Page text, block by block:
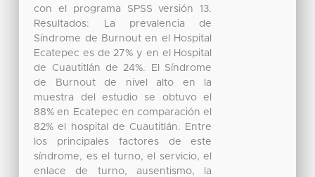
con el programa SPSS versión 13.
Resultados: La prevalencia de
Síndrome de Burnout en el Hospital
Ecatepec es de 27% y en el Hospital
de Cuautitlán de 24%. El Síndrome
de Burnout de nivel alto en la
muestra del estudio se obtuvo el
88% en Ecatepec en comparación el
82% el hospital de Cuautitlán. Entre
los principales factores de este
síndrome, es el turno, el servicio, el
enlace de turno, ausentismo, la